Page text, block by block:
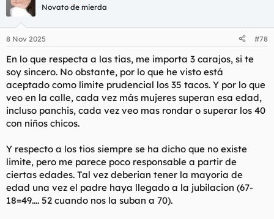
Novato de mierda
8 Nov 2025 #78
En lo que respecta a las tias, me importa 3 carajos, si te
soy sincero. No obstante, por lo que he visto está
aceptado como límite prudencial los 35 tacos. Y por lo que
veo en la calle, cada vez más mujeres superan esa edad,
incluso panchis, cada vez veo mas rondar o superar los 40
con niños chicos.
Y respecto a los tios siempre se ha dicho que no existe
limite, pero me parece poco responsable a partir de
ciertas edades. Tal vez deberian tener la mayoria de
edad una vez el padre haya llegado a la jubilacion (67-
18=49.... 52 cuando nos la suban a 70).